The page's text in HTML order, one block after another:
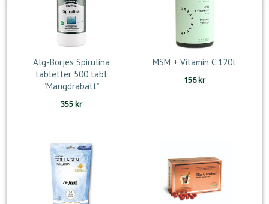
Alg-Börjes Spirulina
tabletter 500 tabl
”Mängdrabatt”
355kr
MSM + Vitamin C 120t
156kr